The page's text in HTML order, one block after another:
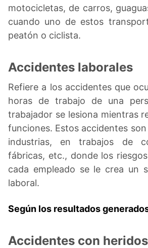
motocicletas, de carros,
cuando uno de estos
peatón o ciclista.
Accidentes laborales
Refiere a los accidentes que
horas de trabajo de una
trabajador se lesiona mientras
funciones. Estos accidentes
industrias, en trabajos de
fábricas, etc., donde los
cada empleado se le crea un
laboral.
Según los resultados
Accidentes con heridos